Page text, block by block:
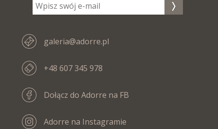
galeria@adorre.pl
+48 607 345 978
Dołącz do Adorre na FB
Adorre na Instagramie